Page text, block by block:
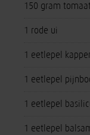
150 gram tomaat
1 rode ui
1 eetlepel
1 eetlepel
1 eetlepel
1 eetlepel